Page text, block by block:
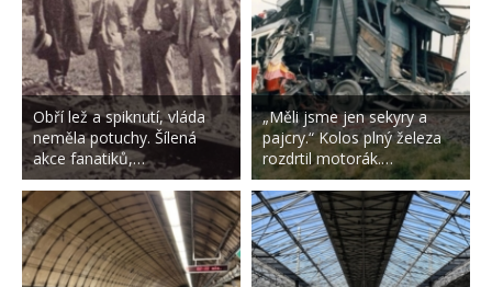
Obří lež a spiknutí, vláda
neměla potuchy. Šílená
akce fanatiků,…
„Měli jsme jen sekyry a
pajcry.“ Kolos plný železa
rozdrtil motorák.…